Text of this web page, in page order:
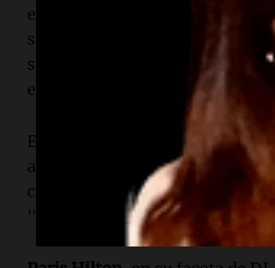
escenario del Emblema era
shows con canciones como
su actuación, se tomó un
estaba al lado del escenario.
El dúo country-pop
ascendencia mexicana
Hanna
cautivando al público con
"¿Qué hago yo?".